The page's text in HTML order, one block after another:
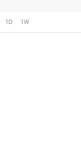
1D 1W